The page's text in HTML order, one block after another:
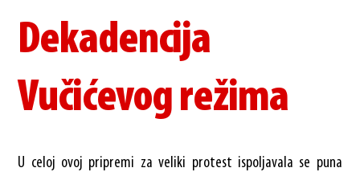
Dekadencija
Vučićevog režima
U celoj ovoj pripremi za veliki protest ispoljavala se puna